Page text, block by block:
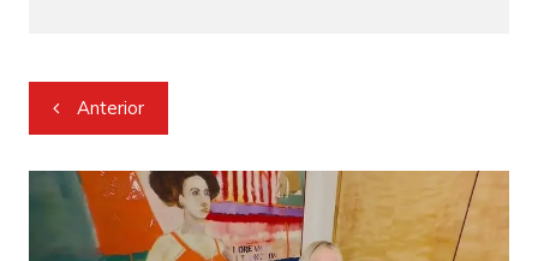
Navegação
de
Post
Anterior